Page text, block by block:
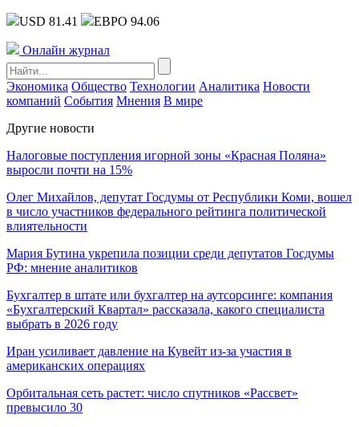
USD 81.41 ЕВРО 94.06
Онлайн журнал
Экономика Общество Технологии Аналитика Новости
компаний События Мнения В мире
Другие новости
Налоговые поступления игорной зоны «Красная Поляна»
выросли почти на 15%
Олег Михайлов, депутат Госдумы от Республики Коми, вошел
в число участников федерального рейтинга политической
влиятельности
Мария Бутина укрепила позиции среди депутатов Госдумы
РФ: мнение аналитиков
Бухгалтер в штате или бухгалтер на аутсорсинге: компания
«Бухгалтерский Квартал» рассказала, какого специалиста
выбрать в 2026 году
Иран усиливает давление на Кувейт из-за участия в
американских операциях
Орбитальная сеть растет: число спутников «Рассвет»
превысило 30